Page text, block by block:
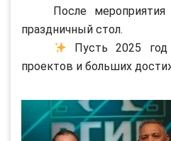
После мероприятия
праздничный стол.
Пусть 2025
проектов и больших